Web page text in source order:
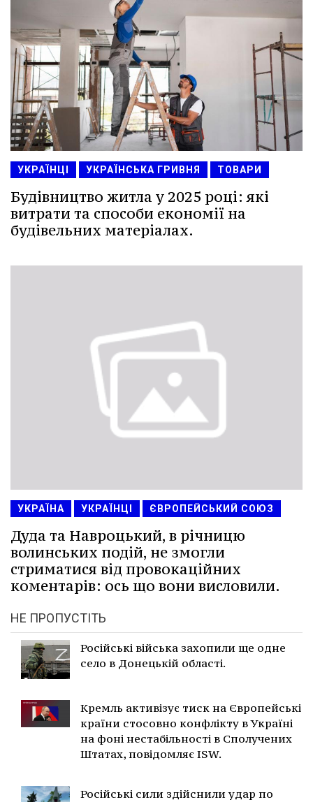
УКРАЇНЦІ УКРАЇНСЬКА ГРИВНЯ ТОВАРИ
Будівництво житла у 2025 році: які
витрати та способи економії на
будівельних матеріалах.
УКРАЇНА УКРАЇНЦІ ЄВРОПЕЙСЬКИЙ СОЮЗ
Дуда та Навроцький, в річницю
волинських подій, не змогли
стриматися від провокаційних
коментарів: ось що вони висловили.
НЕ ПРОПУСТІТЬ
Російські війська захопили ще одне
село в Донецькій області.
Кремль активізує тиск на Європейські
країни стосовно конфлікту в Україні
на фоні нестабільності в Сполучених
Штатах, повідомляє ISW.
Російські сили здійснили удар по